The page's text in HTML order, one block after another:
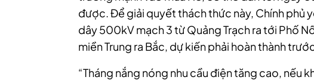
được. Để giải quyết thách thức này, Chính phủ
dây 500kV mạch 3 từ Quảng Trạch ra tới Phố
miền Trung ra Bắc, dự kiến phải hoàn thành
“Tháng nắng nóng nhu cầu điện tăng cao, nếu